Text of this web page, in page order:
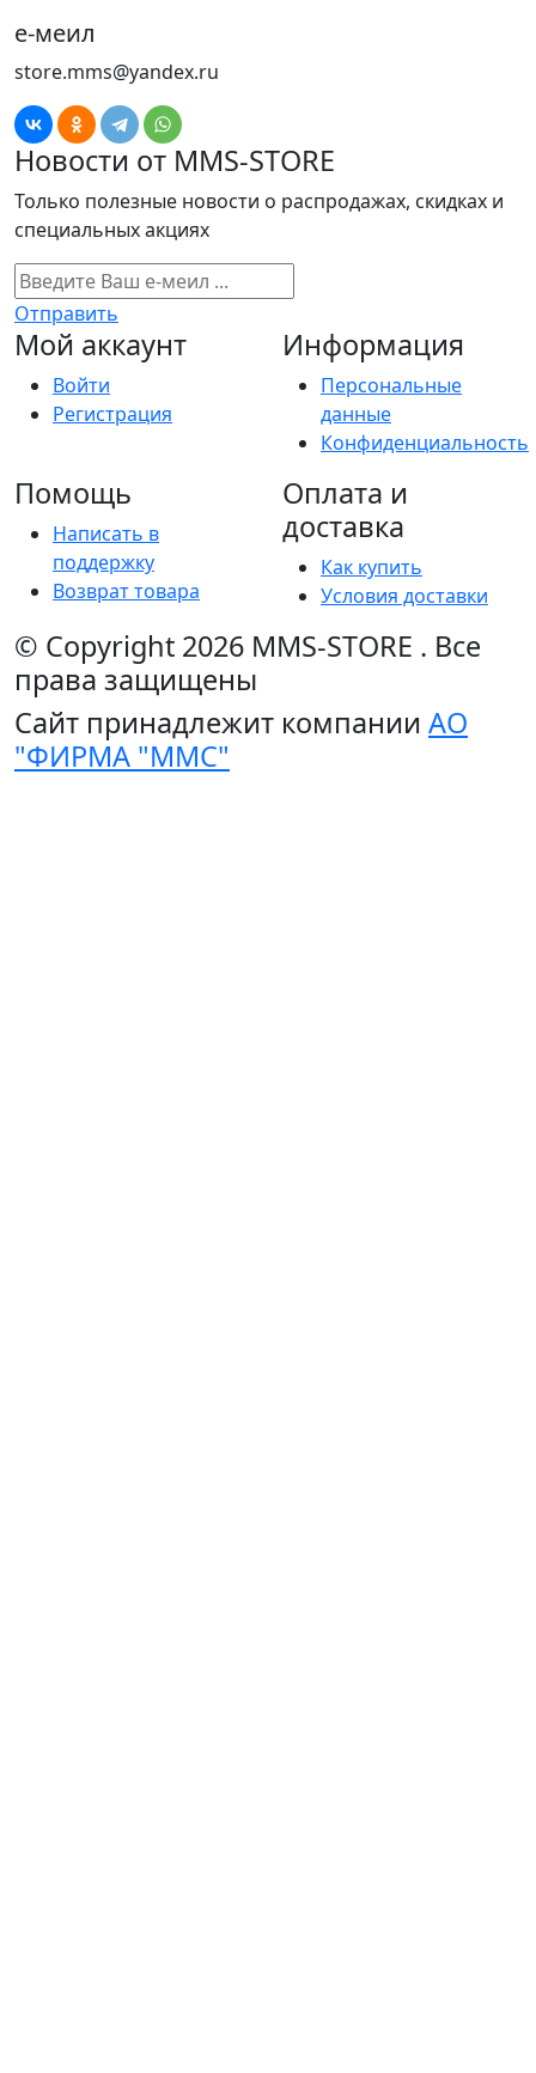
е-меил
store.mms@yandex.ru
Новости от MMS-STORE
Только полезные новости о распродажах, скидках и
специальных акциях
Отправить
Мой аккаунт
Войти
Регистрация
Информация
Персональные
данные
Конфиденциальность
Помощь
Написать в
поддержку
Возврат товара
Оплата и
доставка
Как купить
Условия доставки
© Copyright 2026 MMS-STORE . Все
права защищены
Сайт принадлежит компании АО
"ФИРМА "ММС"